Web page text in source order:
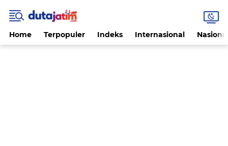
Home Terpopuler Indeks Internasional